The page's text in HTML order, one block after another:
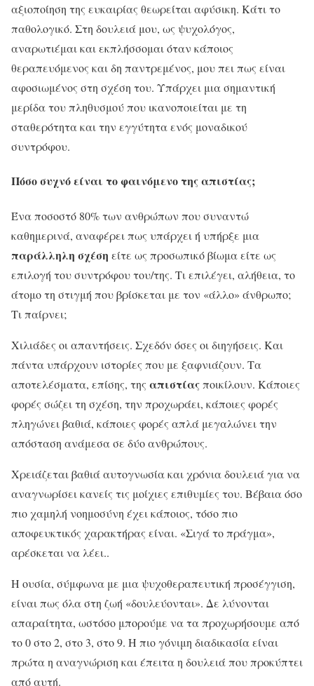
αξιοποίηση της ευκαιρίας θεωρείται αφύσικη. Κάτι το
παθολογικό. Στη δουλειά μου, ως ψυχολόγος,
αναρωτιέμαι και εκπλήσσομαι όταν κάποιος
θεραπευόμενος και δη παντρεμένος, μου πει πως είναι
αφοσιωμένος στη σχέση του. Υπάρχει μια σημαντική
μερίδα του πληθυσμού που ικανοποιείται με τη
σταθερότητα και την εγγύτητα ενός μοναδικού
συντρόφου.
Πόσο συχνό είναι το φαινόμενο της απιστίας;
Ένα ποσοστό 80% των ανθρώπων που συναντώ
καθημερινά, αναφέρει πως υπάρχει ή υπήρξε μια
παράλληλη σχέση είτε ως προσωπικό βίωμα είτε ως
επιλογή του συντρόφου του/της. Τι επιλέγει, αλήθεια, το
άτομο τη στιγμή που βρίσκεται με τον «άλλο» άνθρωπο;
Τι παίρνει;
Χιλιάδες οι απαντήσεις. Σχεδόν όσες οι διηγήσεις. Και
πάντα υπάρχουν ιστορίες που με ξαφνιάζουν. Τα
αποτελέσματα, επίσης, της απιστίαςποικίλουν. Κάποιες
φορές σώζει τη σχέση, την προχωράει, κάποιες φορές
πληγώνει βαθιά, κάποιες φορές απλά μεγαλώνει την
απόσταση ανάμεσα σε δύο ανθρώπους.
Χρειάζεται βαθιά αυτογνωσία και χρόνια δουλειά για να
αναγνωρίσει κανείς τις μοίχιες επιθυμίες του. Βέβαια όσο
πιο χαμηλή νοημοσύνη έχει κάποιος, τόσο πιο
αποφευκτικός χαρακτήρας είναι. «Σιγά το πράγμα»,
αρέσκεται να λέει..
Η ουσία, σύμφωνα με μια ψυχοθεραπευτική προσέγγιση,
είναι πως όλα στη ζωή «δουλεύονται». Δε λύνονται
απαραίτητα, ωστόσο μπορούμε να τα προχωρήσουμε από
το 0 στο 2, στο 3, στο 9. Η πιο γόνιμη διαδικασία είναι
πρώτα η αναγνώριση και έπειτα η δουλειά που προκύπτει
από αυτή.